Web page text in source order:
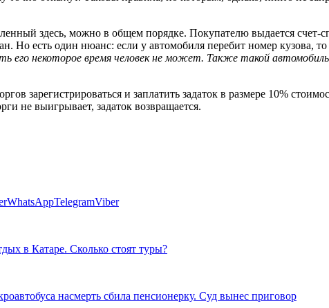
здесь, можно в общем порядке. Покупателю выдается счет-
Но есть один нюанс: если у автомобиля перебит номер кузова,
его некоторое время человек не может. Также такой
зарегистрироваться и заплатить задаток в размере 10%
не выигрывает, задаток возвращается.
WhatsAppTelegramViber
в Катаре. Сколько стоят туры?
насмерть сбила пенсионерку. Суд вынес приговор